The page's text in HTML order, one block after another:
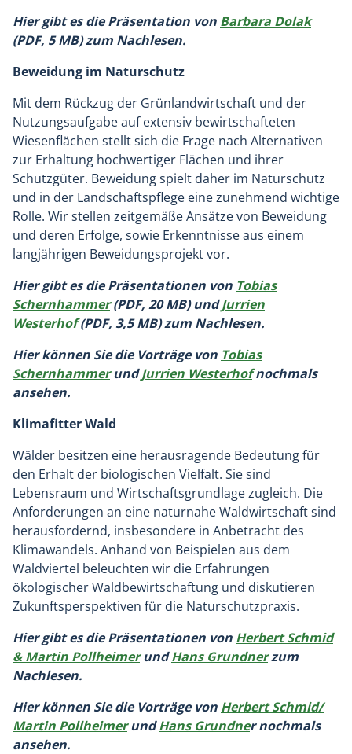
Hier gibt es die Präsentation von Barbara Dolak
(PDF, 5 MB) zum Nachlesen.
Beweidung im Naturschutz
Mit dem Rückzug der Grünlandwirtschaft und der
Nutzungsaufgabe auf extensiv bewirtschafteten
Wiesenflächen stellt sich die Frage nach Alternativen
zur Erhaltung hochwertiger Flächen und ihrer
Schutzgüter. Beweidung spielt daher im Naturschutz
und in der Landschaftspflege eine zunehmend wichtige
Rolle. Wir stellen zeitgemäße Ansätze von Beweidung
und deren Erfolge, sowie Erkenntnisse aus einem
langjährigen Beweidungsprojekt vor.
Hier gibt es die Präsentationen von Tobias
Schernhammer(PDF, 20 MB) undJurrien
Westerhof(PDF, 3,5 MB) zum Nachlesen.
Hier können Sie die Vorträge von Tobias
SchernhammerundJurrien Westerhofnochmals
ansehen.
Klimafitter Wald
Wälder besitzen eine herausragende Bedeutung für
den Erhalt der biologischen Vielfalt. Sie sind
Lebensraum und Wirtschaftsgrundlage zugleich. Die
Anforderungen an eine naturnahe Waldwirtschaft sind
herausfordernd, insbesondere in Anbetracht des
Klimawandels. Anhand von Beispielen aus dem
Waldviertel beleuchten wir die Erfahrungen
ökologischer Waldbewirtschaftung und diskutieren
Zukunftsperspektiven für die Naturschutzpraxis.
Hier gibt es die Präsentationen von Herbert Schmid
& Martin PollheimerundHans Grundnerzum
Nachlesen.
Hier können Sie die Vorträge von Herbert Schmid/
Martin PollheimerundHans Grundner nochmals
ansehen.